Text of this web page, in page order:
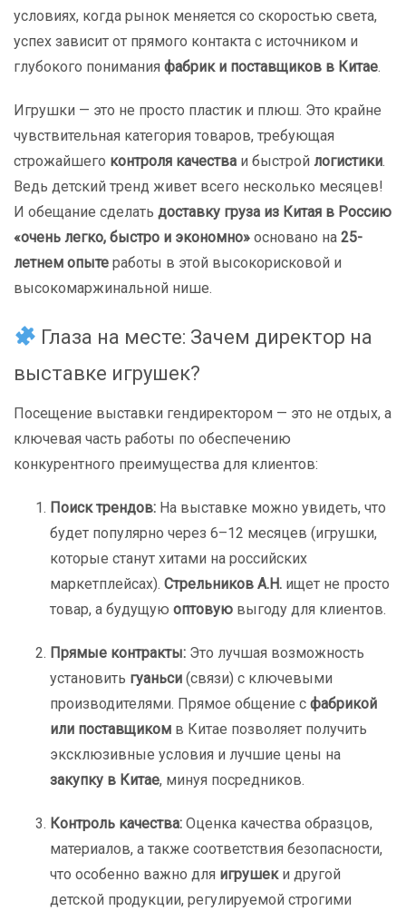
условиях, когда рынок меняется со скоростью света,
успех зависит от прямого контакта с источником и
глубокого понимания фабрик и поставщиков в Китае.
Игрушки — это не просто пластик и плюш. Это крайне
чувствительная категория товаров, требующая
строжайшего контроля качества и быстрой логистики.
Ведь детский тренд живет всего несколько месяцев!
И обещание сделать доставку груза из Китая в Россию
«очень легко, быстро и экономно» основано на 25-
летнем опыте работы в этой высокорисковой и
высокомаржинальной нише.
Глаза на месте: Зачем директор на
выставке игрушек?
Посещение выставки гендиректором — это не отдых, а
ключевая часть работы по обеспечению
конкурентного преимущества для клиентов:
Поиск трендов: На выставке можно увидеть, что
будет популярно через 6–12 месяцев (игрушки,
которые станут хитами на российских
маркетплейсах). Стрельников А.Н. ищет не просто
товар, а будущую оптовую выгоду для клиентов.
Прямые контракты: Это лучшая возможность
установить гуаньси (связи) с ключевыми
производителями. Прямое общение с фабрикой
или поставщиком в Китае позволяет получить
эксклюзивные условия и лучшие цены на
закупку в Китае, минуя посредников.
Контроль качества: Оценка качества образцов,
материалов, а также соответствия безопасности,
что особенно важно для игрушеки другой
детской продукции, регулируемой строгими